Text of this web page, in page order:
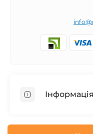
Інформація